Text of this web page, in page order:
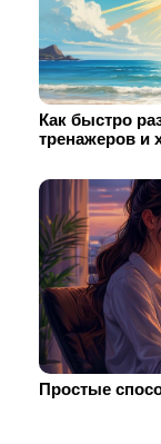
Как быстро
тренажеров и
Простые